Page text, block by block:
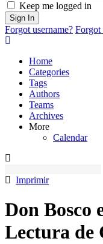
Keep me logged in
Sign In
Forgot username? Forgot
Home
Categories
Tags
Authors
Teams
Archives
More
Calendar
Imprimir
Don Bosco
Lectura de